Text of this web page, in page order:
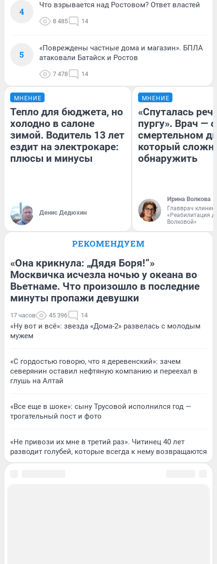
4
Что взрывается над Ростовом? Ответ властей
8 485 14
5
«Повреждены частные дома и магазин». БПЛА
атаковали Батайск и Ростов
7 478 14
МНЕНИЕ
Тепло для бюджета, но
холодно в салоне
зимой. Водитель 13 лет
ездит на электрокаре:
плюсы и минусы
Денис Дедюхин
МНЕНИЕ
«Спуталась
пургу». Врач — о
смертельном
который
обнаружить
Ирина Волкова
Главврач
«Реабилитация
Волковой»
РЕКОМЕНДУЕМ
«Она крикнула: „Дядя Боря!“»
Москвичка исчезла ночью у океана во
Вьетнаме. Что произошло в последние
минуты пропажи девушки
17 часов 45 396 14
«Ну вот и всё»: звезда «Дома-2» развелась с молодым
мужем
«С гордостью говорю, что я деревенский»: зачем
северянин оставил нефтяную компанию и переехал в
глушь на Алтай
«Все еще в шоке»: сыну Трусовой исполнился год —
трогательный пост и фото
«Не привози их мне в третий раз». Читинец 40 лет
разводит голубей, которые всегда к нему возвращаются